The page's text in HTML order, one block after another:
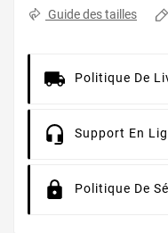
Guide des tailles
Politique De
Support En
Politique De